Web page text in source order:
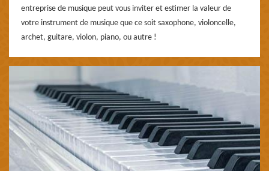
entreprise de musique peut vous inviter et estimer la valeur de
votre instrument de musique que ce soit saxophone, violoncelle,
archet, guitare, violon, piano, ou autre !